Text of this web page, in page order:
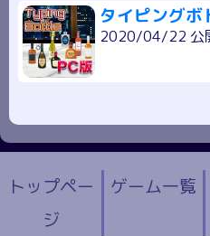
タイピングボ
2020/04/22 公
トップペー
ジ
ゲーム一覧